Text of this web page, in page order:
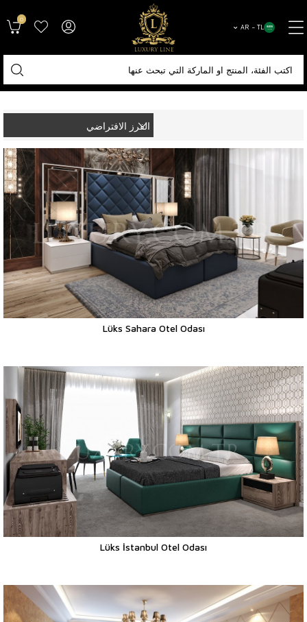
AR − TL
0
Lüks Sahara Otel Odası
Lüks İstanbul Otel Odası